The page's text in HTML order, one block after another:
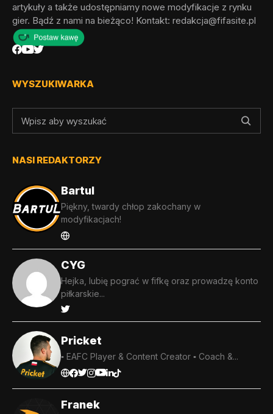
artykuły a także udostępniamy nowe modyfikacje z rynku
gier. Bądź z nami na bieżąco! Kontakt: redakcja@fifasite.pl
WYSZUKIWARKA
NASI REDAKTORZY
Bartul
Piękny, twardy chłop zakochany w
modyfikacjach!
CYG
Hejka, lubię pograć w fifkę oraz prowadzę konto
piłkarskie...
Pricket
▪️ EAFC Player & Content Creator ▪️ Coach &...
Franek